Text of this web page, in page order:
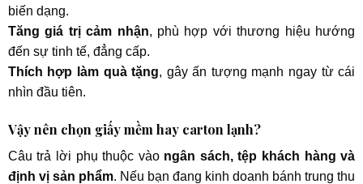
biến dạng.
Tăng giá trị cảm nhận, phù hợp với thương hiệu hướng
đến sự tinh tế, đẳng cấp.
Thích hợp làm quà tặng, gây ấn tượng mạnh ngay từ cái
nhìn đầu tiên.
Vậy nên chọn giấy mềm hay carton lạnh?
Câu trả lời phụ thuộc vào ngân sách, tệp khách hàng và
định vị sản phẩm. Nếu bạn đang kinh doanh bánh trung thu